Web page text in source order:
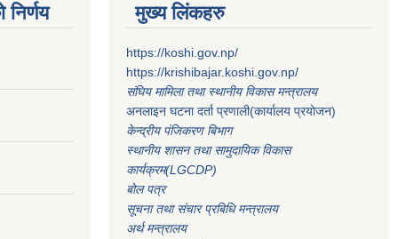
निर्णय मुख्य लिंकहरु
https://koshi.gov.np/
https://krishibajar.koshi.gov.np/
संघिय मामिला तथा स्थानीय विकास मन्त्रालय
अनलाइन घटना दर्ता प्रणाली(कार्यालय प्रयोजन)
केन्द्रीय पंजिकरण बिभाग
स्थानीय शासन तथा सामुदायिक विकास
कार्यक्रम(LGCDP)
बोल पत्र
सूचना तथा संचार प्रबिधि मन्त्रालय
अर्थ मन्त्रालय